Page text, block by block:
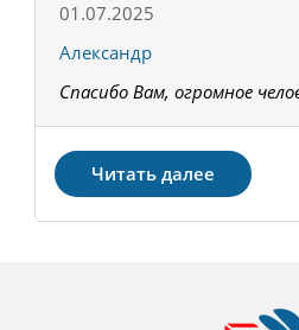
01.07.2025
Александр
Спасибо Вам, огромное
Читать далее